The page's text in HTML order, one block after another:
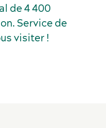
de 4 400
Service de
visiter !